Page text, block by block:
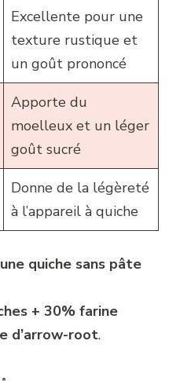
Excellente pour une
texture rustique et
un goût prononcé
Apporte du
moelleux et un léger
goût sucré
Donne de la légèreté
à l’appareil à quiche
quiche sans pâte
+ 30% farine
d’arrow-root.